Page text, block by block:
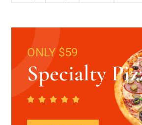
ONLY $59
Specialty